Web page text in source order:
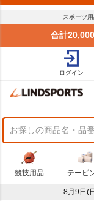
スポーツ
合計
ログイン
競技用品 テーピ
8月9日(
標準
新着順
価格が安い順
価格が高い順
セール
まとめてお得
アウトレット